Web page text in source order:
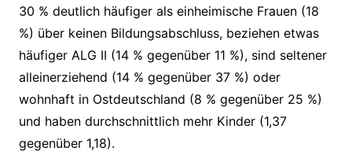
30 % deutlich häufiger als einheimische Frauen (18
%) über keinen Bildungsabschluss, beziehen etwas
häufiger ALG II (14 % gegenüber 11 %), sind seltener
alleinerziehend (14 % gegenüber 37 %) oder
wohnhaft in Ostdeutschland (8 % gegenüber 25 %)
und haben durchschnittlich mehr Kinder (1,37
gegenüber 1,18).